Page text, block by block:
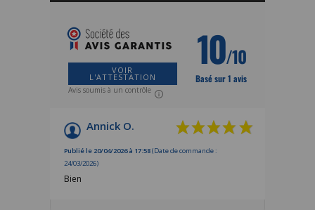
VOIR
L'ATTESTATION
Avis soumis à un contrôle
10/10
Basé sur 1 avis
Annick O.
Publié le 20/04/2026 à 17:58(Date de commande :
24/03/2026)
Bien